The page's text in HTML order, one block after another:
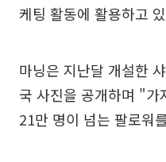
케팅 활동에 활용하고
마닝은 지난달 개설한
국 사진을 공개하며 "
21만 명이 넘는 팔로워